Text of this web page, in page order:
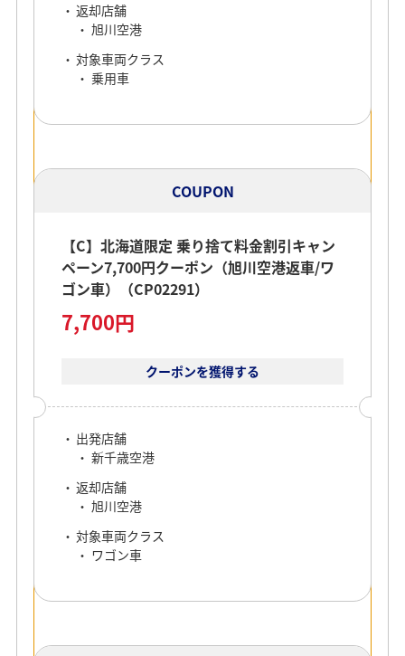
返却店舗
旭川空港
対象車両クラス
乗用車
COUPON
【C】北海道限定 乗り捨て料金割引キャン
ペーン7,700円クーポン（旭川空港返車/ワ
ゴン車）（CP02291）
7,700円
クーポンを獲得する
出発店舗
新千歳空港
返却店舗
旭川空港
対象車両クラス
ワゴン車